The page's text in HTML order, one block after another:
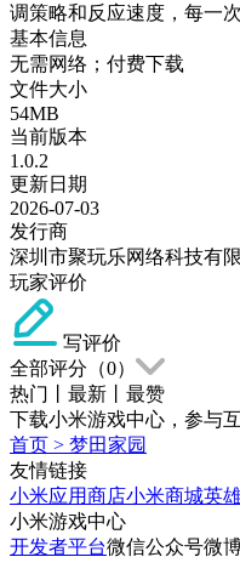
调策略和反应速度，每一
基本信息
无需网络；付费下载
文件大小
54MB
当前版本
1.0.2
更新日期
2026-07-03
发行商
深圳市聚玩乐网络科技有
玩家评价
写评价
全部评分（0）
热门
最新
最赞
下载小米游戏中心，参与互
首页 > 梦田家园
友情链接
小米应用商店小米商城英
小米游戏中心
开发者平台微信公众号微